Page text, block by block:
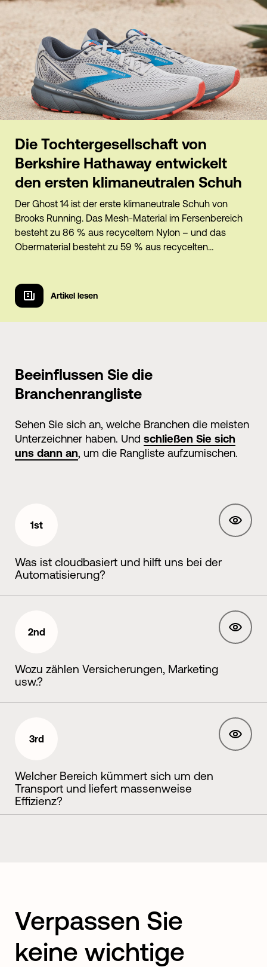
Die Tochtergesellschaft von
Berkshire Hathaway entwickelt
den ersten klimaneutralen Schuh
Der Ghost 14 ist der erste klimaneutrale Schuh von
Brooks Running. Das Mesh-Material im Fersenbereich
besteht zu 86 % aus recyceltem Nylon – und das
Obermaterial besteht zu 59 % aus recycelten
Artikel lesen
Artikel lesen
Beeinflussen Sie die
Branchenrangliste
Sehen Sie sich an, welche Branchen die meisten
Unterzeichner haben. Und schließen Sie sich
uns dann an, um die Rangliste aufzumischen.
1st
Was ist cloudbasiert und hilft uns bei der
Automatisierung?
2nd
Wozu zählen Versicherungen, Marketing
usw.?
3rd
Welcher Bereich kümmert sich um den
Transport und liefert massenweise
Effizienz?
Verpassen Sie
keine wichtige